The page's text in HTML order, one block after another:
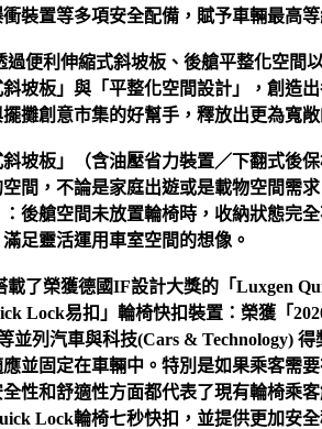
裝置等多項安全配備，賦予車輛最高
過便利伸縮式斜坡板、後艙平整化空間
斜坡板」與「平整化空間設計」，創造
攤創意市集的好幫手，釋放出更為寬
斜坡板」（含油壓省力裝置／下翻式後
間，不論是家庭出遊或是載物空間需
後艙空間未放置輪椅時，收納狀態完
足靈活運用車室空間的想像。
載了榮獲德國IF設計大獎的「Luxgen
Lock易扣」輪椅快扣裝置：榮獲「
並列汽車與科技(Cars & Technology)
並固定在車輛中。特別是如果乘客需
性和舒適性方面都代表了現有輪椅乘
Lock輪椅七秒快扣，並提供更加安